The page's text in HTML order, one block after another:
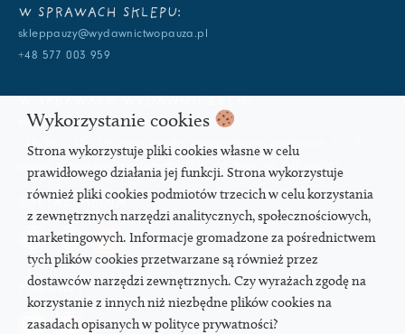
W SPRAWACH SKLEPU:
skleppauzy@wydawnictwopauza.pl
+48 577 003 959
info@wydawnictwopauza.pl
+48 501 177 119 (czynny w dni powszednie w godzinach 11-15,
proszę o wysłanie wiadomości SMS, gdybym nie odbierała)
SOCIAL MEDIA
PODCAST
Wykorzystanie cookies
Strona wykorzystuje pliki cookies własne w celu
prawidłowego działania jej funkcji. Strona wykorzystuje
również pliki cookies podmiotów trzecich w celu korzystania
z zewnętrznych narzędzi analitycznych, społecznościowych,
marketingowych. Informacje gromadzone za pośrednictwem
tych plików cookies przetwarzane są również przez
dostawców narzędzi zewnętrznych. Czy wyrażach zgodę na
korzystanie z innych niż niezbędne plików cookies na
zasadach opisanych w polityce prywatności?